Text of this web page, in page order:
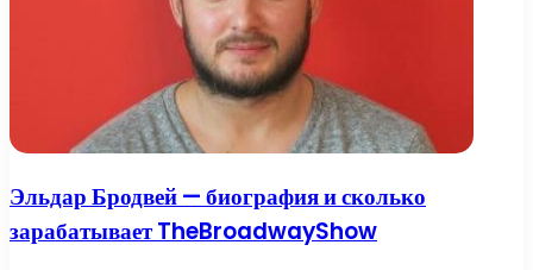
Эльдар Бродвей — биография и сколько
зарабатывает TheBroadwayShow